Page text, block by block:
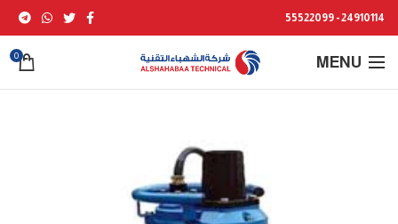
24910114 - 55522099
MENU
0